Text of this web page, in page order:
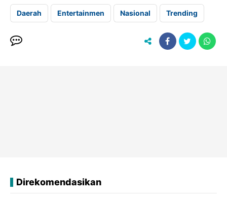
Daerah Entertainmen Nasional Trending
Direkomendasikan